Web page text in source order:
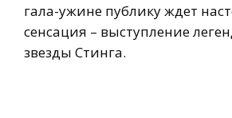
гала-ужине публику ждет
сенсация – выступление
звезды Стинга.